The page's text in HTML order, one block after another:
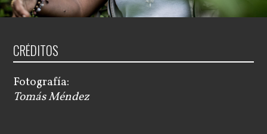
CRÉDITOS
Fotografía:
Tomás Méndez